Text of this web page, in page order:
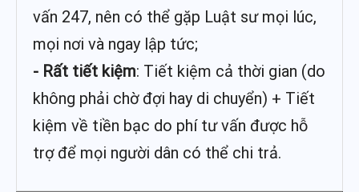
vấn 247, nên có thể gặp Luật sư mọi lúc,
mọi nơi và ngay lập tức;
- Rất tiết kiệm: Tiết kiệm cả thời gian (do
không phải chờ đợi hay di chuyển) + Tiết
kiệm về tiền bạc do phí tư vấn được hỗ
trợ để mọi người dân có thể chi trả.